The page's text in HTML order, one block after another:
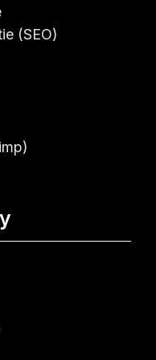
(SEO)